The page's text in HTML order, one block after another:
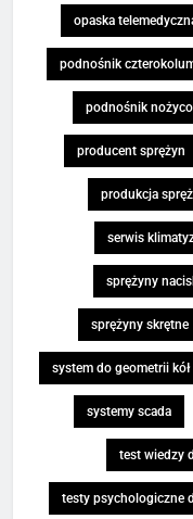
opaska
podnośnik
podnośnik
producent sprężyn
produkcja
serwis
sprężyny
sprężyny skrętne
system do geometrii kół
systemy scada
test wiedzy
testy psychologiczne